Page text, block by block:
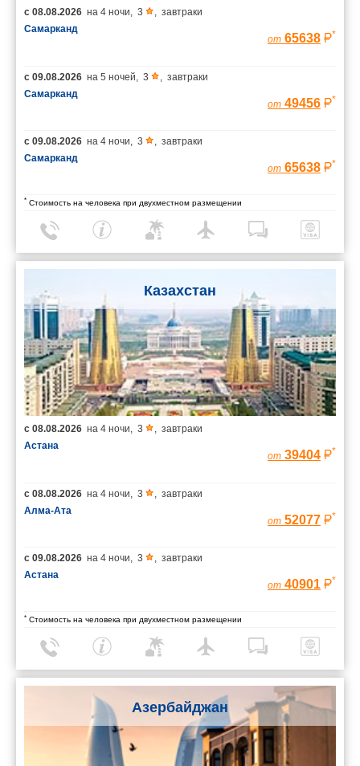
с 08.08.2026 на 4 ночи, 3 , завтраки
Самарканд
от 65638 *
с 09.08.2026 на 5 ночей, 3 , завтраки
Самарканд
от 49456 *
с 09.08.2026 на 4 ночи, 3 , завтраки
Самарканд
от 65638 *
* Стоимость на человека при двухместном размещении
Казахстан
с 08.08.2026 на 4 ночи, 3 , завтраки
Астана
от 39404 *
с 08.08.2026 на 4 ночи, 3 , завтраки
Алма-Ата
от 52077 *
с 09.08.2026 на 4 ночи, 3 , завтраки
Астана
от 40901 *
* Стоимость на человека при двухместном размещении
Азербайджан